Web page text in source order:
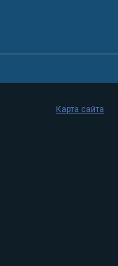
Карта сайта